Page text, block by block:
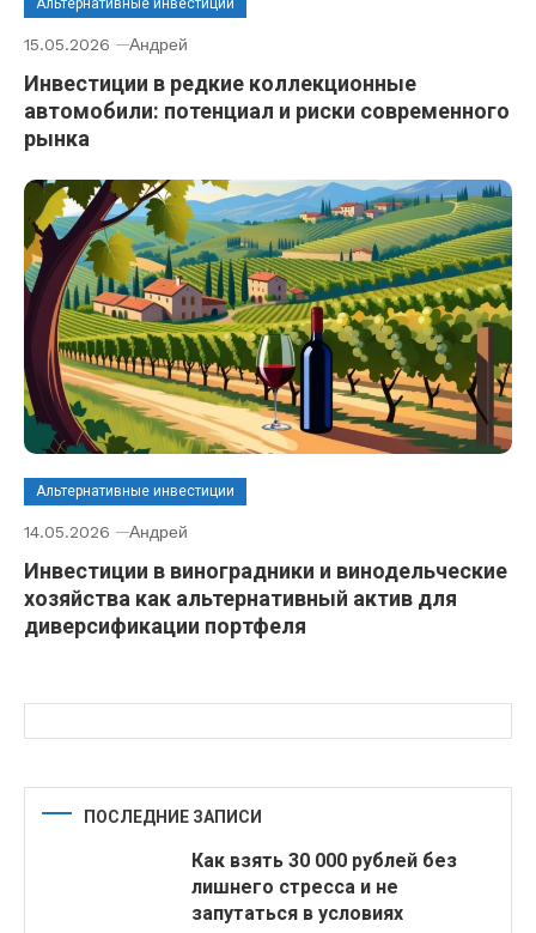
Альтернативные инвестиции
15.05.2026 Андрей
Инвестиции в редкие коллекционные
автомобили: потенциал и риски современного
рынка
Альтернативные инвестиции
14.05.2026 Андрей
Инвестиции в виноградники и винодельческие
хозяйства как альтернативный актив для
диверсификации портфеля
ПОСЛЕДНИЕ ЗАПИСИ
Как взять 30 000 рублей без
лишнего стресса и не
запутаться в условиях